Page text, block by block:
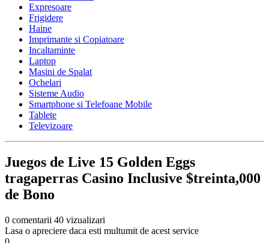
Expresoare
Frigidere
Haine
Imprimante si Copiatoare
Incaltaminte
Laptop
Masini de Spalat
Ochelari
Sisteme Audio
Smartphone si Telefoane Mobile
Tablete
Televizoare
Juegos de Live 15 Golden Eggs
tragaperras Casino Inclusive $treinta,000
de Bono
0 comentarii 40 vizualizari
Lasa o apreciere daca esti multumit de acest service